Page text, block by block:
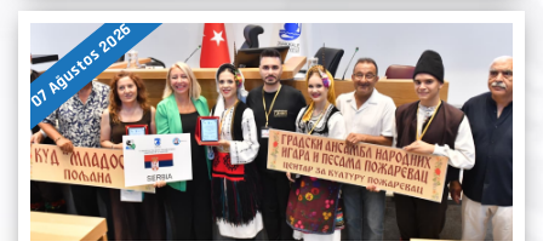
07 Ağustos 2026